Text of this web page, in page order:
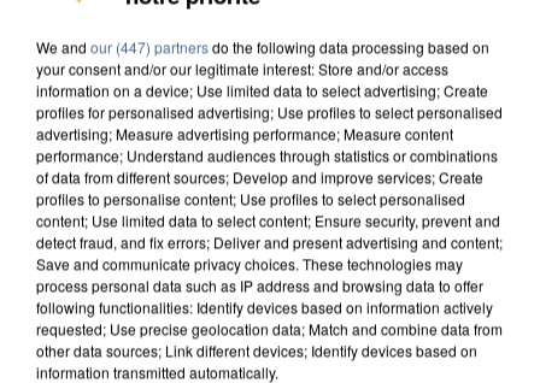
We and our (447) partnersdo the following data processing based on
your consent and/or our legitimate interest: Store and/or access
information on a device; Use limited data to select advertising; Create
profiles for personalised advertising; Use profiles to select personalised
advertising; Measure advertising performance; Measure content
performance; Understand audiences through statistics or combinations
of data from different sources; Develop and improve services; Create
profiles to personalise content; Use profiles to select personalised
content; Use limited data to select content; Ensure security, prevent and
detect fraud, and fix errors; Deliver and present advertising and content;
Save and communicate privacy choices. These technologies may
process personal data such as IP address and browsing data to offer
following functionalities: Identify devices based on information actively
requested; Use precise geolocation data; Match and combine data from
other data sources; Link different devices; Identify devices based on
information transmitted automatically.